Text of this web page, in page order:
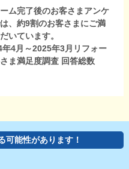
ム完了後のお客さまアンケ
、約9割のお客さまにご満
いています。
4月～2025年3月リフォー
ま満足度調査 回答総数
可能性があります！